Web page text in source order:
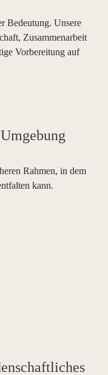
Bedeutung. Unsere
Zusammenarbeit
Vorbereitung auf
Rahmen, in dem
kann.